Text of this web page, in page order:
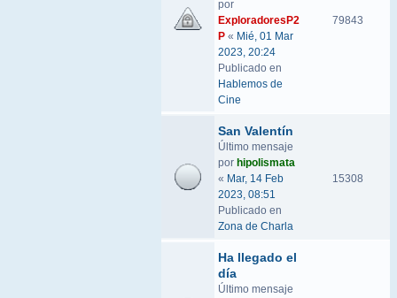
por
ExploradoresP2
P « Mié, 01 Mar
2023, 20:24
Publicado en
Hablemos de
Cine
79843
San Valentín
Último mensaje
por hipolismata
« Mar, 14 Feb
2023, 08:51
Publicado en
Zona de Charla
15308
Ha llegado el
día
Último mensaje